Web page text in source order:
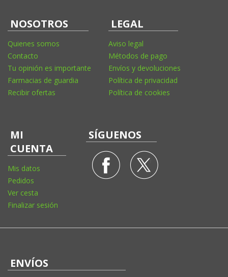
NOSOTROS
Quienes somos
Contacto
Tu opinión es importante
Farmacias de guardia
Recibir ofertas
LEGAL
Aviso legal
Métodos de pago
Envíos y devoluciones
Política de privacidad
Política de cookies
MI
CUENTA
Mis datos
Pedidos
Ver cesta
Finalizar sesión
SÍGUENOS
ENVÍOS